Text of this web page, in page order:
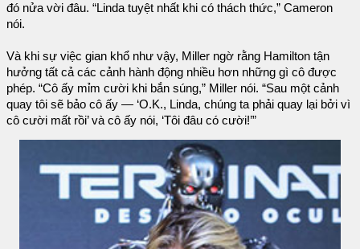
đó nửa vời đâu. “Linda tuyệt nhất khi có thách thức,” Cameron
nói.
Và khi sự việc gian khổ như vậy, Miller ngờ rằng Hamilton tận
hưởng tất cả các cảnh hành động nhiều hơn những gì cô được
phép. “Cô ấy mỉm cười khi bắn súng,” Miller nói. “Sau một cảnh
quay tôi sẽ bảo cô ấy — ‘O.K., Linda, chúng ta phải quay lại bởi vì
cô cười mất rồi’ và cô ấy nói, ‘Tôi đâu có cười!’”